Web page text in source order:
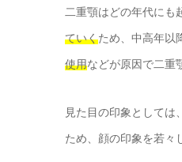
二重顎はどの年代にも
ていくため、中高年以
使用などが原因で二重
見た目の印象として
ため、顔の印象を若々